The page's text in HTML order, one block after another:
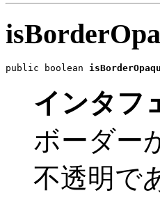
public boolean
インタフ
ボーダー
不透明で